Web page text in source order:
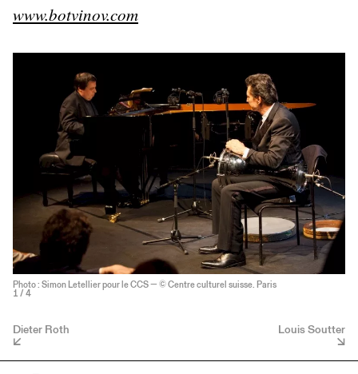
www.botvinov.com
Photo : Simon Letellier pour le CCS — © Centre culturel suisse. Paris
1 / 4
Dieter Roth Louis Soutter